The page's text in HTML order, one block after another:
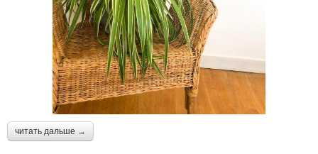
читать дальше →